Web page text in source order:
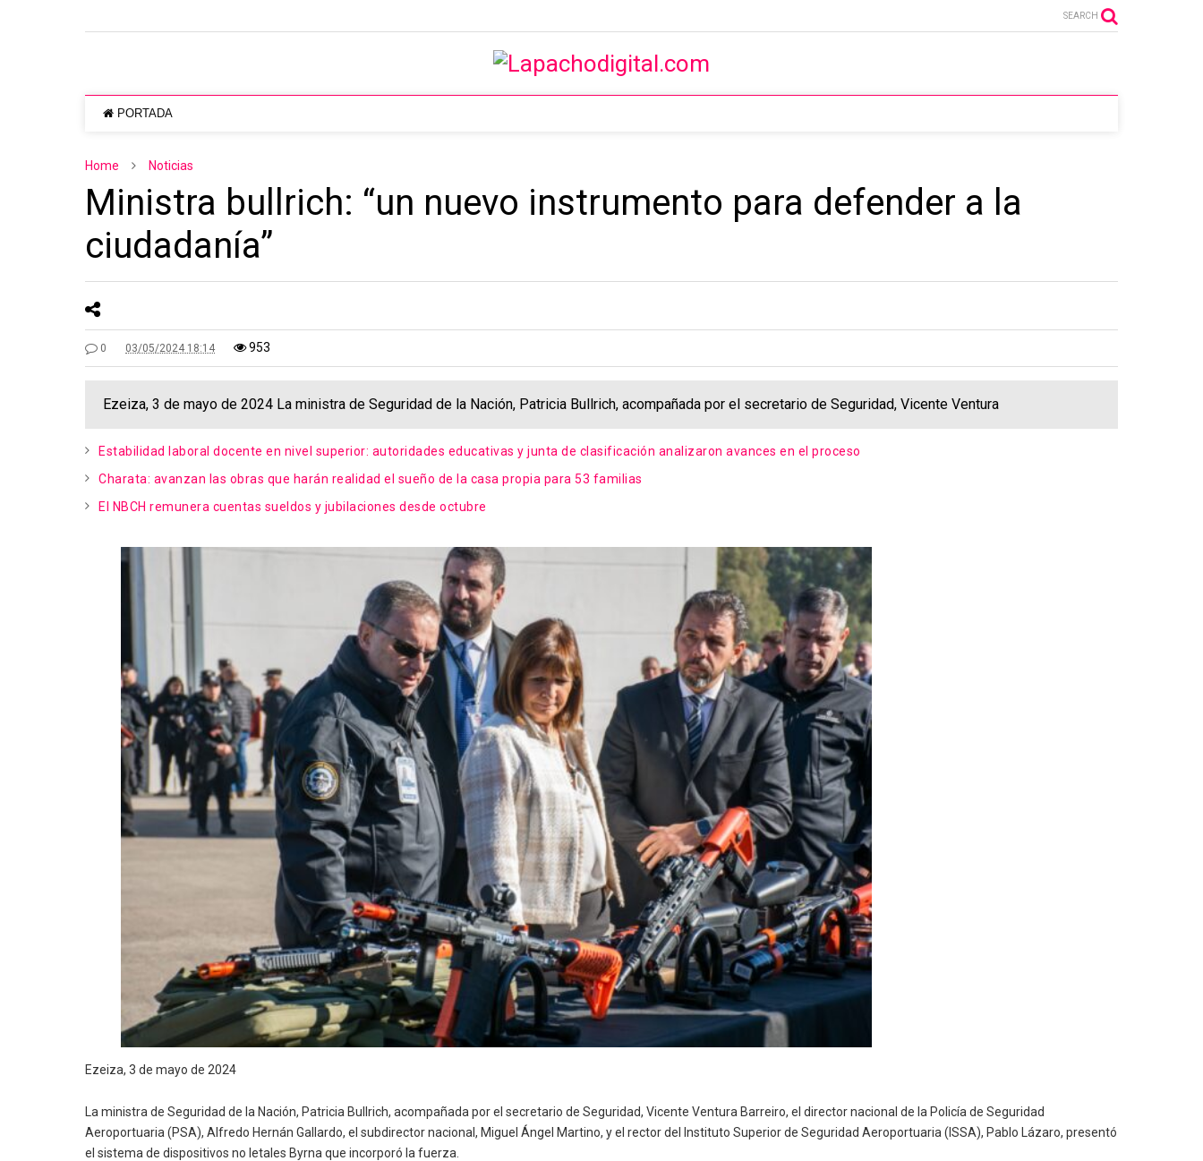
SEARCH
PORTADA
Home Noticias
Ministra bullrich: “un nuevo instrumento para defender a la
ciudadanía”
0 03/05/2024 18:14 953
Ezeiza, 3 de mayo de 2024 La ministra de Seguridad de la Nación, Patricia Bullrich, acompañada por el secretario de Seguridad, Vicente Ventura
Estabilidad laboral docente en nivel superior: autoridades educativas y junta de clasificación analizaron avances en el proceso
Charata: avanzan las obras que harán realidad el sueño de la casa propia para 53 familias
El NBCH remunera cuentas sueldos y jubilaciones desde octubre
Ezeiza, 3 de mayo de 2024
La ministra de Seguridad de la Nación, Patricia Bullrich, acompañada por el secretario de Seguridad, Vicente Ventura Barreiro, el director nacional de la Policía de Seguridad
Aeroportuaria (PSA), Alfredo Hernán Gallardo, el subdirector nacional, Miguel Ángel Martino, y el rector del Instituto Superior de Seguridad Aeroportuaria (ISSA), Pablo Lázaro, presentó
el sistema de dispositivos no letales Byrna que incorporó la fuerza.